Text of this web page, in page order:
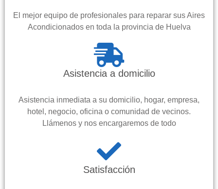
El mejor equipo de profesionales para reparar sus Aires
Acondicionados en toda la provincia de Huelva
Asistencia a domicilio
Asistencia inmediata a su domicilio, hogar, empresa,
hotel, negocio, oficina o comunidad de vecinos.
Llámenos y nos encargaremos de todo
Satisfacción